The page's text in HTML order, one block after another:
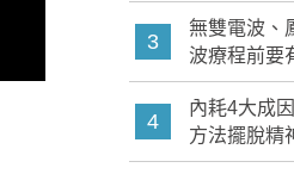
3
無雙電波、
波療程前要
4
內耗4大成
方法擺脫精